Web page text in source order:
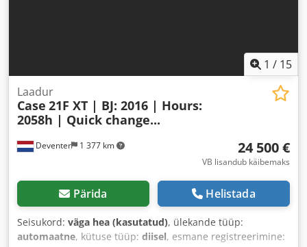
1 / 15
Deventer 1 377 km
Laadur
Case 21F XT | BJ: 2016 | Hours:
2058h | Quick change...
24 500 €
VB lisandub käibemaks
Pärida Helistada
Seisukord: väga hea (kasutatud), ülekande tüüp:
automaatne, kütuse tüüp: diisel, esmane registreerimine: